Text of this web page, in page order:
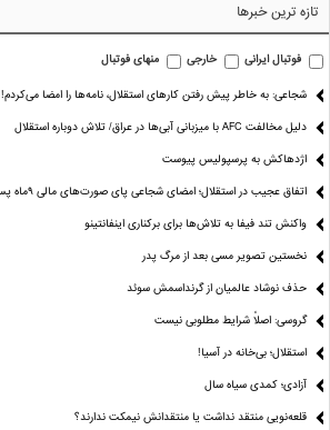
تازه ترین خبرها
فوتبال ایرانی خارجی منهای فوتبال
شجاعی: به خاطر پیش رفتن کارهای استقلال، نامه‌ها را امضا می‌کردم!
دلیل مخالفت AFC با میزبانی آبی‌ها در عراق/ تلاش دوباره استقلال
اژدهاکش به پرسپولیس پیوست
اتفاق عجیب در استقلال؛ امضای شجاعی پای صورت‌های مالی ٩ماه پس از استعفا
واکنش تند فیفا به تلاش‌ها برای برکناری اینفانتینو
نخستین تصویر مسی بعد از مرگ پدر
حذف نوشاد عالمیان از گرنداسمش سوئد
گروسی: اصلاً شرایط مطلوبی نیست
استقلال؛ بی‌خانه در آسیا!
آزادی؛ کمدی سیاه سال
قلعه‌نویی منتقد نداشت یا منتقدانش نیمکت ندارند؟